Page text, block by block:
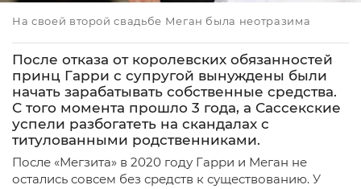
На своей второй свадьбе Меган была неотразима
После отказа от королевских обязанностей
принц Гарри с супругой вынуждены были
начать зарабатывать собственные средства.
С того момента прошло 3 года, а Сассекские
успели разбогатеть на скандалах с
титулованными родственниками.
После «Мегзита» в 2020 году Гарри и Меган не
остались совсем без средств к существованию. У